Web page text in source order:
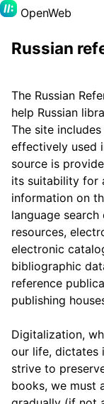
OpenWeb
Russian
The Russian
help Russian
The site
effectively used
source is
its suitability for
information on
language
resources,
electronic
bibliographic
reference
publishing
Digitalization,
our life, dictates
strive to
books, we must